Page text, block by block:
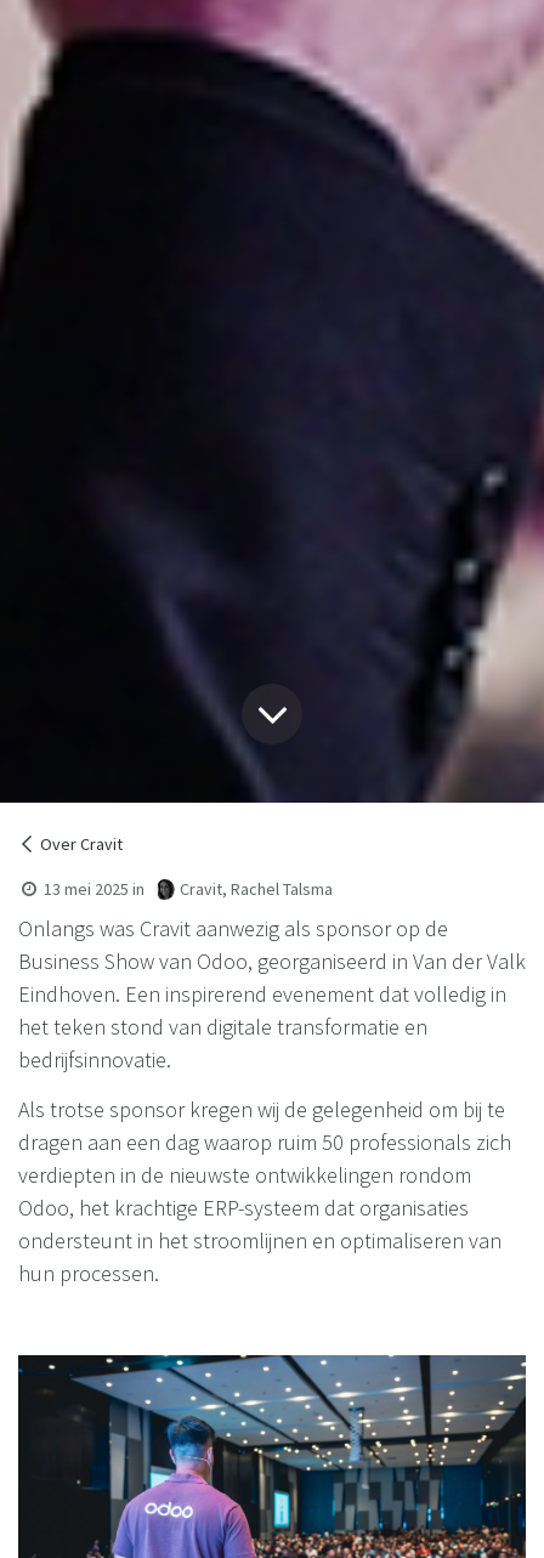
Over Cravit
13 mei 2025 in Cravit, Rachel Talsma
Onlangs was Cravit aanwezig als sponsor op de
Business Show van Odoo, georganiseerd in Van der Valk
Eindhoven. Een inspirerend evenement dat volledig in
het teken stond van digitale transformatie en
bedrijfsinnovatie.
Als trotse sponsor kregen wij de gelegenheid om bij te
dragen aan een dag waarop ruim 50 professionals zich
verdiepten in de nieuwste ontwikkelingen rondom
Odoo, het krachtige ERP-systeem dat organisaties
ondersteunt in het stroomlijnen en optimaliseren van
hun processen.